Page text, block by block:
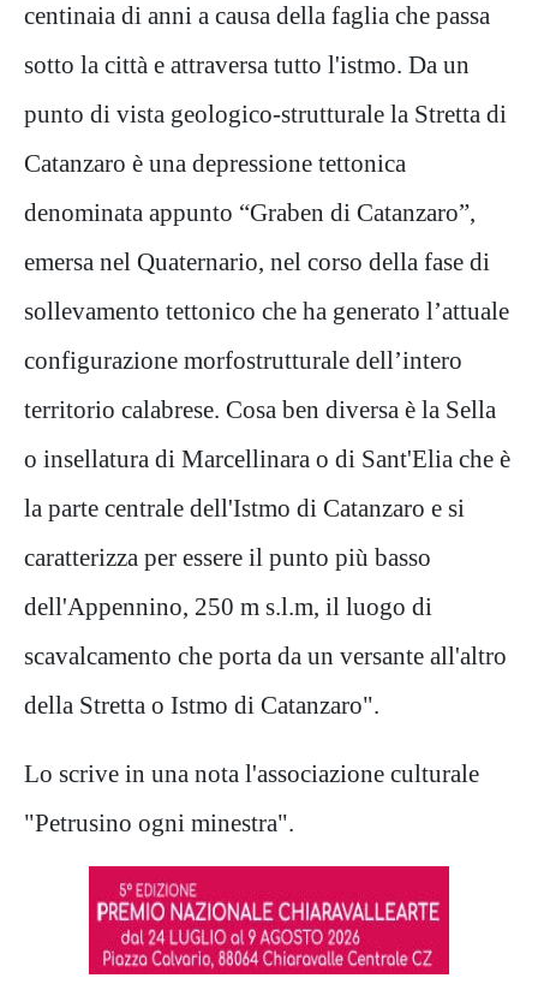
centinaia di anni a causa della faglia che passa
sotto la città e attraversa tutto l'istmo. Da un
punto di vista geologico-strutturale la Stretta di
Catanzaro è una depressione tettonica
denominata appunto “Graben di Catanzaro”,
emersa nel Quaternario, nel corso della fase di
sollevamento tettonico che ha generato l’attuale
configurazione morfostrutturale dell’intero
territorio calabrese. Cosa ben diversa è la Sella
o insellatura di Marcellinara o di Sant'Elia che è
la parte centrale dell'Istmo di Catanzaro e si
caratterizza per essere il punto più basso
dell'Appennino, 250 m s.l.m, il luogo di
scavalcamento che porta da un versante all'altro
della Stretta o Istmo di Catanzaro".
Lo scrive in una nota l'associazione culturale
"Petrusino ogni minestra".